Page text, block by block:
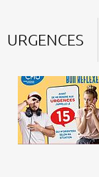
URGENCES